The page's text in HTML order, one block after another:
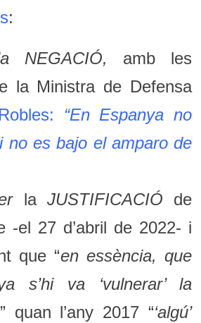
:
NEGACIÓ, amb les
la Ministra de Defensa
: “En Espanya no
no es bajo el amparo de
la JUSTIFICACIÓ de
-el 27 d’abril de 2022- i
que “en essència, que
s’hi va ‘vulnerar’ la
” quan l’any 2017 “‘algú’